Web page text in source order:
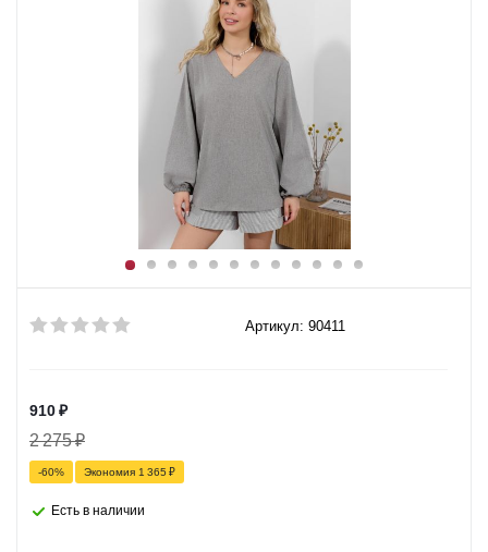
Артикул: 90411
910₽
2 275₽
-60% Экономия 1 365 ₽
Есть в наличии